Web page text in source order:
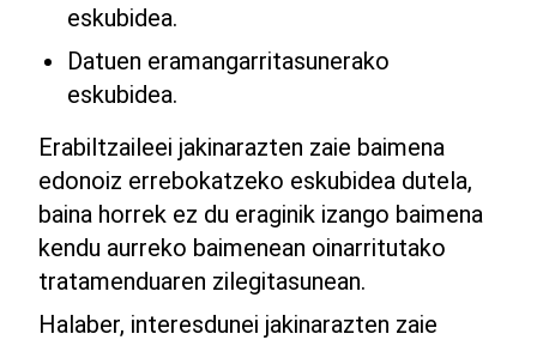
eskubidea.
Datuen eramangarritasunerako
eskubidea.
Erabiltzaileei jakinarazten zaie baimena
edonoiz errebokatzeko eskubidea dutela,
baina horrek ez du eraginik izango baimena
kendu aurreko baimenean oinarritutako
tratamenduaren zilegitasunean.
Halaber, interesdunei jakinarazten zaie